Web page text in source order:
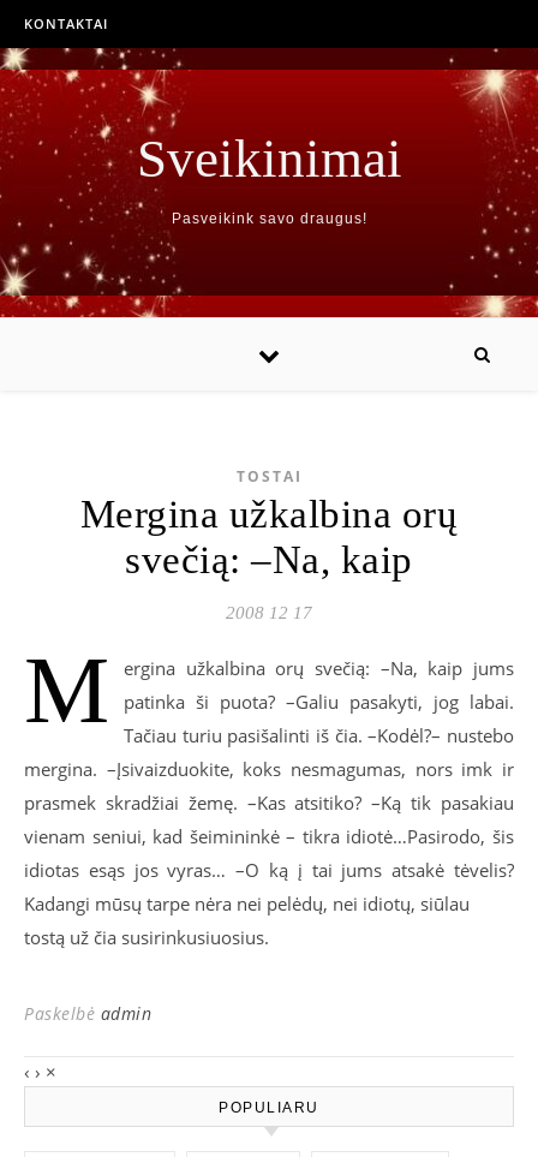
KONTAKTAI
Sveikinimai
Pasveikink savo draugus!
TOSTAI
Mergina užkalbina orų
svečią: –Na, kaip
2008 12 17
M
ergina užkalbina orų svečią: –Na, kaip jums
patinka ši puota? –Galiu pasakyti, jog labai.
Tačiau turiu pasišalinti iš čia. –Kodėl?– nustebo
mergina. –Įsivaizduokite, koks nesmagumas, nors imk ir
prasmek skradžiai žemę. –Kas atsitiko? –Ką tik pasakiau
vienam seniui, kad šeimininkė – tikra idiotė…Pasirodo, šis
idiotas esąs jos vyras… –O ką į tai jums atsakė tėvelis?
Kadangi mūsų tarpe nėra nei pelėdų, nei idiotų, siūlau
tostą už čia susirinkusiuosius.
Paskelbė admin
‹ › ×
POPULIARU